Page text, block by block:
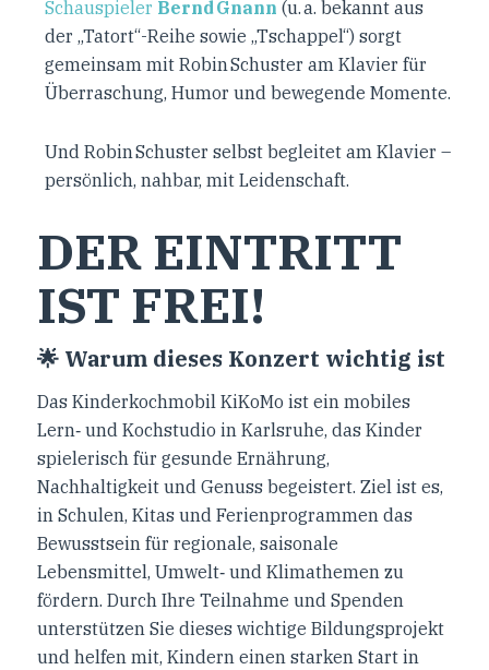
Schauspieler Bernd Gnann (u. a. bekannt aus
der „Tatort“-Reihe sowie „Tschappel“) sorgt
gemeinsam mit Robin Schuster am Klavier für
Überraschung, Humor und bewegende Momente.
Und Robin Schuster selbst begleitet am Klavier –
persönlich, nahbar, mit Leidenschaft.
DER EINTRITT
IST FREI!
🌟 Warum dieses Konzert wichtig ist
Das Kinderkochmobil KiKoMo ist ein mobiles
Lern‑ und Kochstudio in Karlsruhe, das Kinder
spielerisch für gesunde Ernährung,
Nachhaltigkeit und Genuss begeistert. Ziel ist es,
in Schulen, Kitas und Ferienprogrammen das
Bewusstsein für regionale, saisonale
Lebensmittel, Umwelt‑ und Klimathemen zu
fördern. Durch Ihre Teilnahme und Spenden
unterstützen Sie dieses wichtige Bildungsprojekt
und helfen mit, Kindern einen starken Start in